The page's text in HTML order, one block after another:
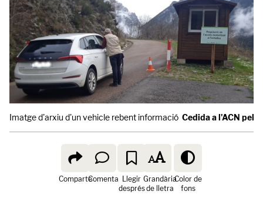
Imatge d'arxiu d'un vehicle rebent informació Cedida a l'ACN pel
ComparteComenta Llegir
després
Grandària
de lletra
Color de
fons